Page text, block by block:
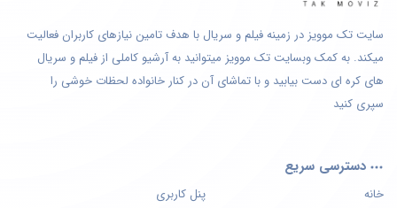
سایت تک موویز در زمینه فیلم و سریال با هدف تامین نیازهای کاربران فعالیت
میکند. به کمک وبسایت تک موویز میتوانید به آرشیو کاملی از فیلم و سریال
های کره ای دست بیابید و با تماشای آن در کنار خانواده لحظات خوشی را
سپری کنید
دسترسی سریع
خانه پنل کاربری